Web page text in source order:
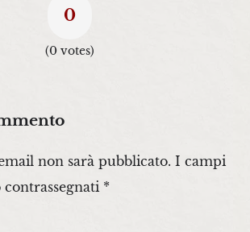
0
(0votes)
non sarà pubblicato. I campi
*